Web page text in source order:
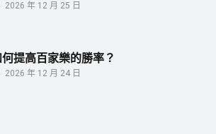
2026 年 12 月 25 日
提高百家樂的勝率？
2026 年 12 月 24 日